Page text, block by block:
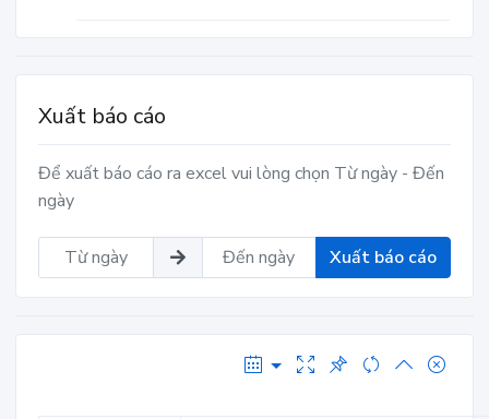
Xuất báo cáo
Để xuất báo cáo ra excel vui lòng chọn Từ ngày - Đến
ngày
Xuất báo cáo